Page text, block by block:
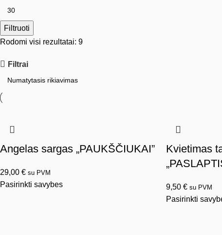
Filtruoti
Rodomi visi rezultatai: 9
Filtrai
Angelas sargas „PAUKŠČIUKAI”
29,00 € su PVM
Pasirinkti savybes
Kvietimas
9,50 € su PVM
Pasirinkti